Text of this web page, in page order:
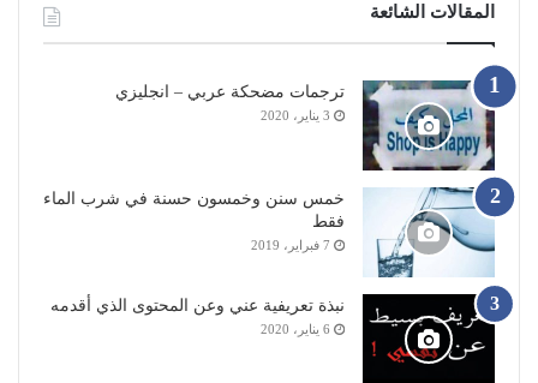
المقالات الشائعة
ترجمات مضحكة عربي – انجليزي
3 يناير، 2020
خمس سنن وخمسون حسنة في شرب الماء
فقط
7 فبراير، 2019
نبذة تعريفية عني وعن المحتوى الذي أقدمه
6 يناير، 2020